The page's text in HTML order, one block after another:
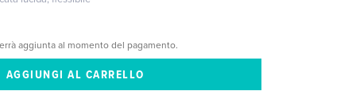
aggiunta al momento del pagamento.